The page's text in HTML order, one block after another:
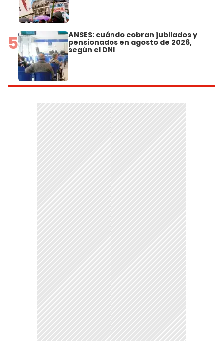
5 ANSES: cuándo cobran jubilados y
pensionados en agosto de 2026,
según el DNI